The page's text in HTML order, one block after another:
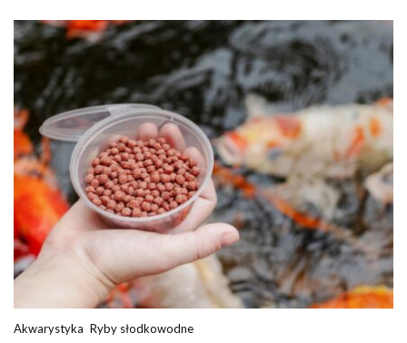
Akwarystyka Ryby słodkowodne